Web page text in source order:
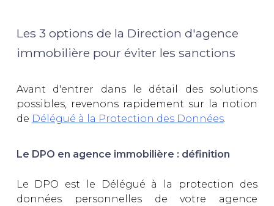
Les 3 options de la Direction d'agence
immobilière pour éviter les sanctions
Avant d'entrer dans le détail des solutions
possibles, revenons rapidement sur la notion
de Délégué à la Protection des Données.
Le DPO en agence immobilière : définition
Le DPO est le Délégué à la protection des
données personnelles de votre agence